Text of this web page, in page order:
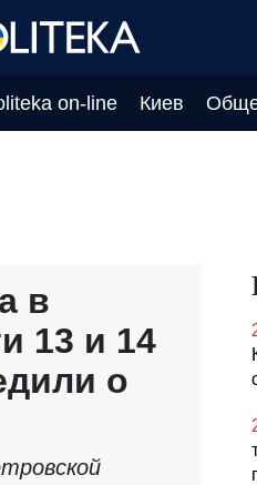
on-line Киев
в
13 и 14
о